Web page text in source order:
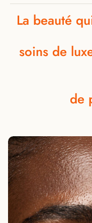
La beauté
soins de
de